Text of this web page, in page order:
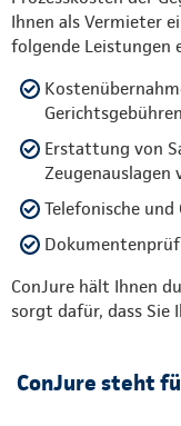
Ihnen als Vermieter
folgende Leistungen
Gerichtsgebühren
Erstattung von
Zeugenauslagen
Telefonische
ConJure hält Ihnen
sorgt dafür, dass Sie
ConJure steht